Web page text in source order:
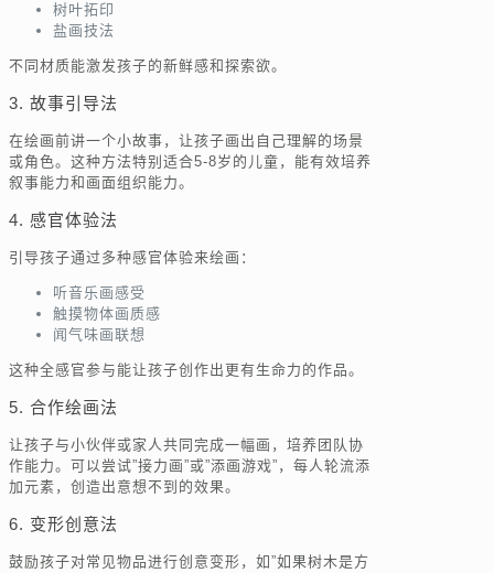
树叶拓印
盐画技法
不同材质能激发孩子的新鲜感和探索欲。
3. 故事引导法
在绘画前讲一个小故事，让孩子画出自己理解的场景
或角色。这种方法特别适合5-8岁的儿童，能有效培养
叙事能力和画面组织能力。
4. 感官体验法
引导孩子通过多种感官体验来绘画：
听音乐画感受
触摸物体画质感
闻气味画联想
这种全感官参与能让孩子创作出更有生命力的作品。
5. 合作绘画法
让孩子与小伙伴或家人共同完成一幅画，培养团队协
作能力。可以尝试”接力画”或”添画游戏”，每人轮流添
加元素，创造出意想不到的效果。
6. 变形创意法
鼓励孩子对常见物品进行创意变形，如”如果树木是方